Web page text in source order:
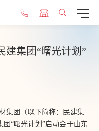
建集团“曙光计划”
集团（以下简称：民建集
团“曙光计划”启动会于山东